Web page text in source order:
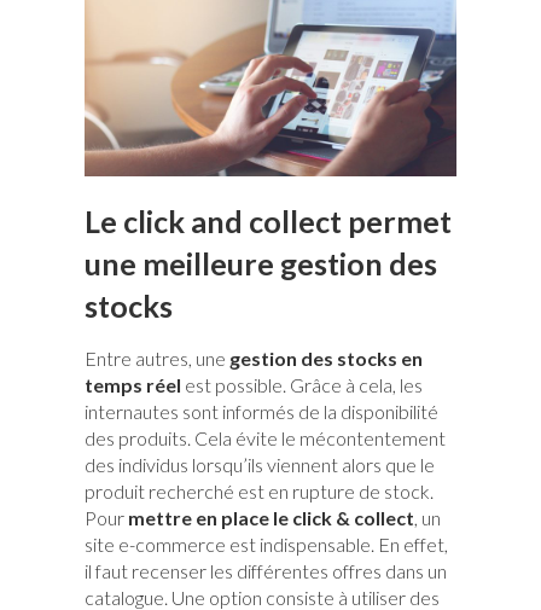
Le click and collect permet
une meilleure gestion des
stocks
Entre autres, une gestion des stocks en
temps réel est possible. Grâce à cela, les
internautes sont informés de la disponibilité
des produits. Cela évite le mécontentement
des individus lorsqu’ils viennent alors que le
produit recherché est en rupture de stock.
Pour mettre en place le click & collect, un
site e-commerce est indispensable. En effet,
il faut recenser les différentes offres dans un
catalogue. Une option consiste à utiliser des